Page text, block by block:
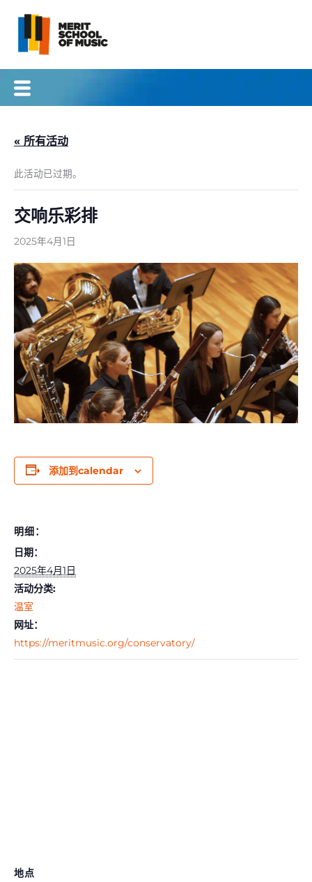
« 所有活动
此活动已过期。
交响乐彩排
2025年4月1日
添加到calendar
明细：
日期：
2025年4月1日
活动分类:
温室
网址：
https://meritmusic.org/conservatory/
地点